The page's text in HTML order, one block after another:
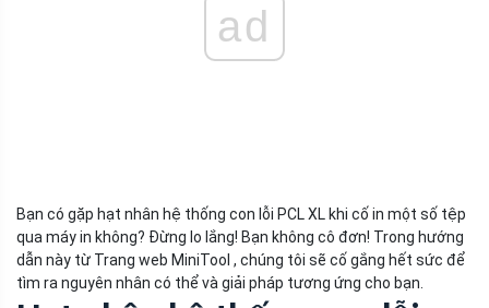
ad
Bạn có gặp hạt nhân hệ thống con lỗi PCL XL khi cố in một số tệp
qua máy in không? Đừng lo lắng! Bạn không cô đơn! Trong hướng
dẫn này từ Trang web MiniTool , chúng tôi sẽ cố gắng hết sức để
tìm ra nguyên nhân có thể và giải pháp tương ứng cho bạn.